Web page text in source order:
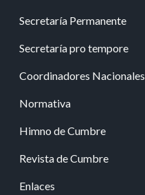
Secretaría Permanente
Secretaría pro tempore
Coordinadores Nacionales
Normativa
Himno de Cumbre
Revista de Cumbre
Enlaces